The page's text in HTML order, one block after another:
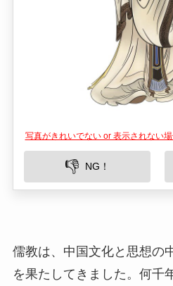
写真がきれいでない or 表示されない
👎 NG！
儒教は、中国文化と思想の
を果たしてきました。何千